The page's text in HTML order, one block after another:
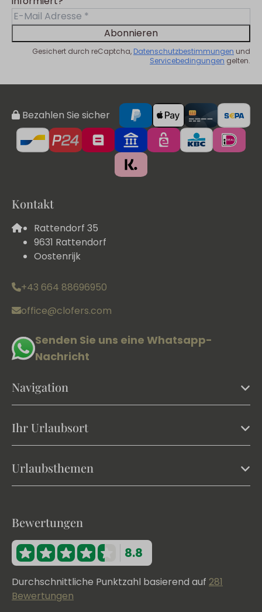
Abonnieren
Gesichert durch reCaptcha, Datenschutzbestimmungen und
Servicebedingungen gelten.
Bezahlen Sie sicher
Kontakt
Rattendorf 35
9631 Rattendorf
Oostenrijk
+43 664 88696950
office@clofers.com
Senden Sie uns eine Whatsapp-
Nachricht
Navigation
Ihr Urlaubsort
Urlaubsthemen
Bewertungen
8.8
Durchschnittliche Punktzahl basierend auf 281
Bewertungen